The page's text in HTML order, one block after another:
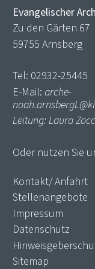
Evangelischer
Zu den Gärten 67
59755 Arnsberg
Tel: 02932-25445
E-Mail: arche-
Leitung: Laura
Oder nutzen Sie
Kontakt/ Anfahrt
Stellenangebote
Impressum
Datenschutz
Sitemap